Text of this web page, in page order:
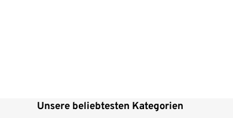
Unsere beliebtesten Kategorien